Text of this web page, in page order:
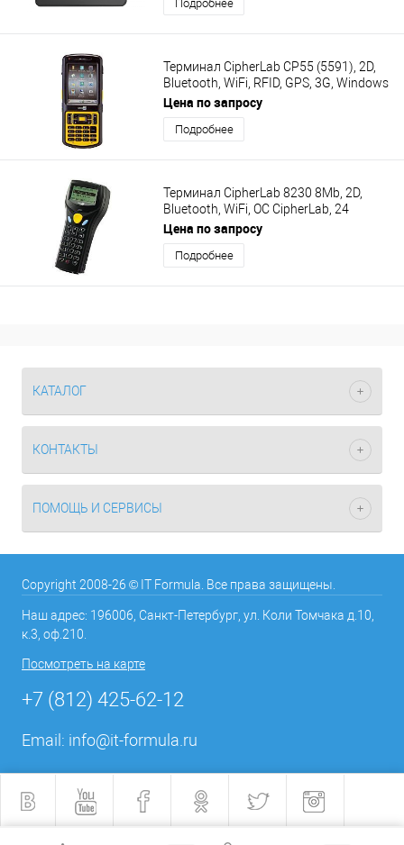
Подробнее
Терминал CipherLab CP55 (5591), 2D,
Bluetooth, WiFi, RFID, GPS, 3G, Windows
CE 7, камера, 24 клавиши, 3300 мАч:
KIT: USB кабель, БП, A5591D2RNRU01
Цена по запросу
Подробнее
Терминал CipherLab 8230 8Mb, 2D,
Bluetooth, WiFi, ОС CipherLab, 24
клавиши, ёмкость аккумулятора 1200
мАч; KIT: USB кабель, БП,
A8230RS282UU1
Цена по запросу
Подробнее
КАТАЛОГ
КОНТАКТЫ
ПОМОЩЬ И СЕРВИСЫ
Copyright 2008-26 © IT Formula. Все права защищены.
Наш адрес: 196006, Санкт-Петербург, ул. Коли Томчака д.10,
к.3, оф.210.
Посмотреть на карте
+7 (812) 425-62-12
Email: info@it-formula.ru